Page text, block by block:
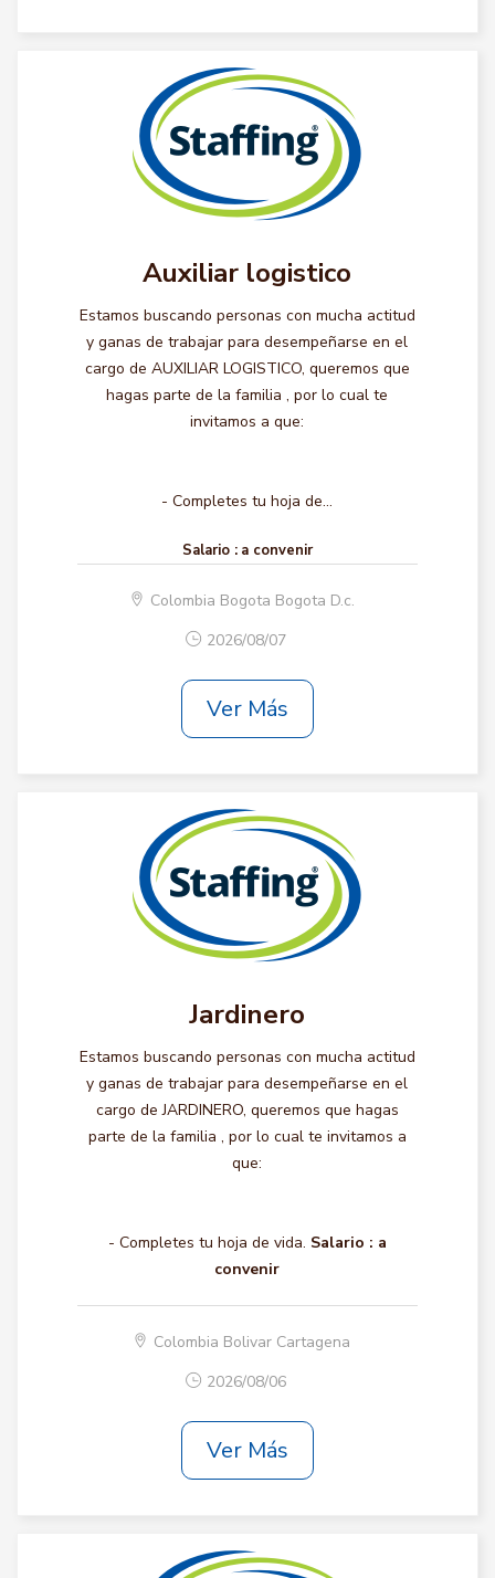
Auxiliar logistico
Estamos buscando personas con mucha actitud
y ganas de trabajar para desempeñarse en el
cargo de AUXILIAR LOGISTICO, queremos que
hagas parte de la familia , por lo cual te
invitamos a que:
- Completes tu hoja de...
Salario : a convenir
Colombia Bogota Bogota D.c.
2026/08/07
Ver Más
Jardinero
Estamos buscando personas con mucha actitud
y ganas de trabajar para desempeñarse en el
cargo de JARDINERO, queremos que hagas
parte de la familia , por lo cual te invitamos a
que:
- Completes tu hoja de vida. Salario : a
convenir
Colombia Bolivar Cartagena
2026/08/06
Ver Más